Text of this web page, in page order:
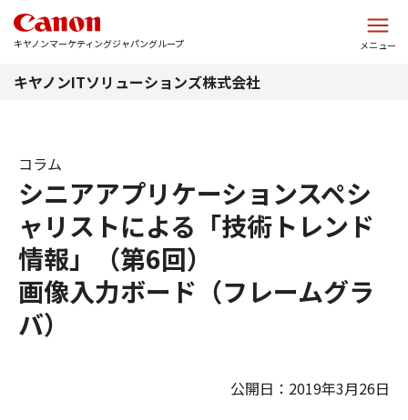
キヤノンマーケティングジャパングループ メニュー
キヤノンITソリューションズ株式会社
シニアアプリケーションスペシ
ャリストによる「技術トレンド
情報」（第6回）
画像入力ボード（フレームグラ
バ）
コラム
公開日：2019年3月26日